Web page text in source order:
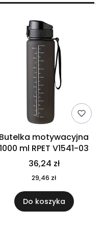
Butelka motywacyjna
1000 ml RPET V1541-03
36,24 zł
29,46 zł
Do koszyka